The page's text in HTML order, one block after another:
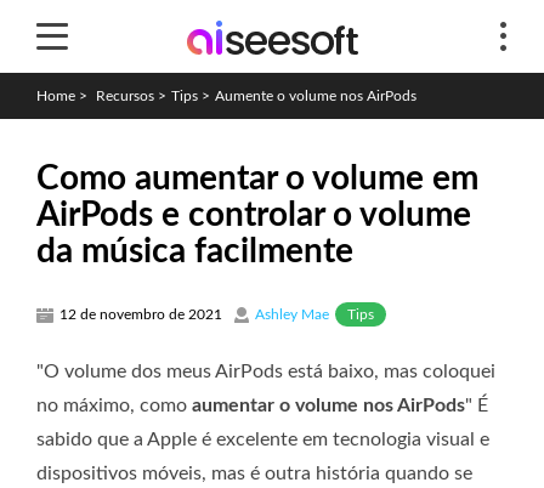
Home > Recursos > Tips > Aumente o volume nos AirPods
Como aumentar o volume em
AirPods e controlar o volume
da música facilmente
12 de novembro de 2021 Ashley Mae Tips
"O volume dos meus AirPods está baixo, mas coloquei
no máximo, como aumentar o volume nos AirPods" É
sabido que a Apple é excelente em tecnologia visual e
dispositivos móveis, mas é outra história quando se